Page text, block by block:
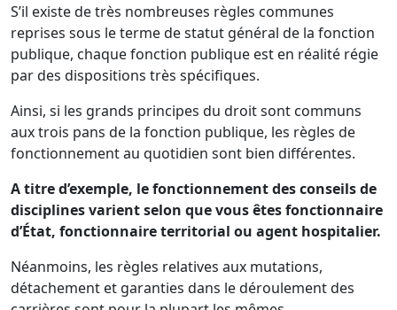
S’il existe de très nombreuses règles communes
reprises sous le terme de statut général de la fonction
publique, chaque fonction publique est en réalité régie
par des dispositions très spécifiques.
Ainsi, si les grands principes du droit sont communs
aux trois pans de la fonction publique, les règles de
fonctionnement au quotidien sont bien différentes.
A titre d’exemple, le fonctionnement des conseils de
disciplines varient selon que vous êtes fonctionnaire
d’État, fonctionnaire territorial ou agent hospitalier.
Néanmoins, les règles relatives aux mutations,
détachement et garanties dans le déroulement des